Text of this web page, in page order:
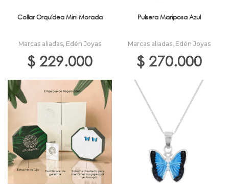
Collar Orquídea Mini Morada
Marcas aliadas, Edén Joyas
$ 229.000
Pulsera Mariposa Azul
Marcas aliadas, Edén Joyas
$ 270.000